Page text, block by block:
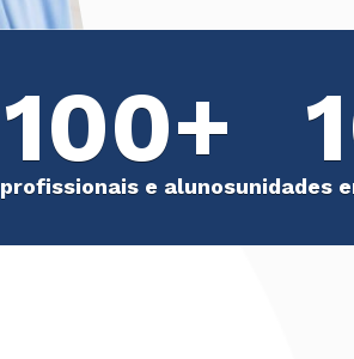
100+
profissionais e alunosunidades